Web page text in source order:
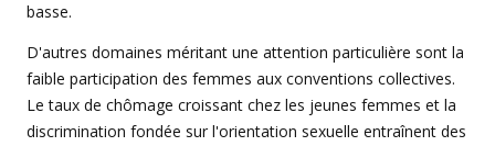
basse.
D'autres domaines méritant une attention particulière sont la
faible participation des femmes aux conventions collectives.
Le taux de chômage croissant chez les jeunes femmes et la
discrimination fondée sur l'orientation sexuelle entraînent des